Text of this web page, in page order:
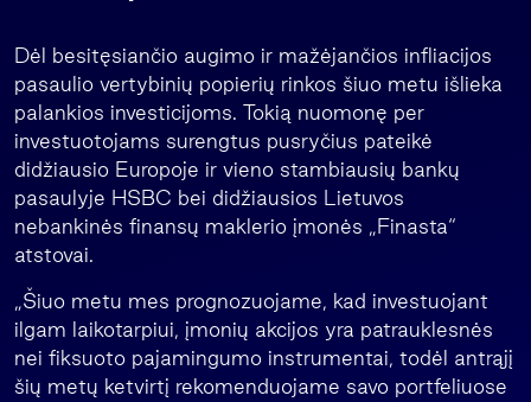
Dėl besitęsiančio augimo ir mažėjančios infliacijos
pasaulio vertybinių popierių rinkos šiuo metu išlieka
palankios investicijoms. Tokią nuomonę per
investuotojams surengtus pusryčius pateikė
didžiausio Europoje ir vieno stambiausių bankų
pasaulyje HSBC bei didžiausios Lietuvos
nebankinės finansų maklerio įmonės „Finasta“
atstovai.
„Šiuo metu mes prognozuojame, kad investuojant
ilgam laikotarpiui, įmonių akcijos yra patrauklesnės
nei fiksuoto pajamingumo instrumentai, todėl antrąjį
šių metų ketvirtį rekomenduojame savo portfeliuose